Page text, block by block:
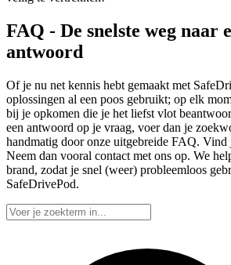
FAQ - De snelste weg naar
antwoord
Of je nu net kennis hebt gemaakt met
oplossingen al een poos gebruikt; op elk
bij je opkomen die je het liefst vlot
een antwoord op je vraag, voer dan je
handmatig door onze uitgebreide FAQ. Vind
Neem dan vooral contact met ons op. We
brand, zodat je snel (weer) probleemloos
SafeDrivePod.